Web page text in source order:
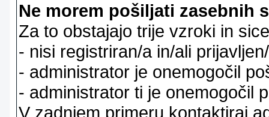
Ne morem pošiljati zasebnih
Za to obstajajo trije vzroki in
- nisi registriran/a in/ali
- administrator je onemogočil
- administrator ti je onemogočil
V zadnjem primeru kontaktiraj